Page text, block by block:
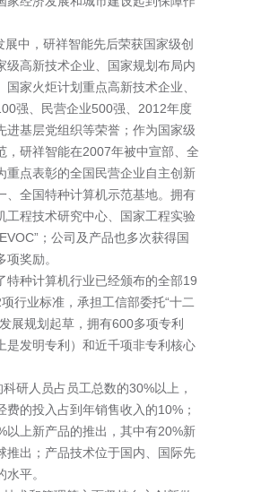
中，研祥智能先后荣获国家级创
级高新技术企业、国家规划布局内
国家火炬计划重点高新技术企业、
强、民营企业500强、2012年度
进基层党组织等荣誉；作为国家级
，研祥智能在2007年被中宣部、全
重点表彰的全国民营企业自主创新
、全国特种计算机示范基地。拥有
工程技术研究中心、国家工程实验
；公司及产品也多次获得国
奖励。
特种计算机行业已经颁布的全部19
行业标准，承担工信部委托“十二
展规划起草，拥有600多项专利
是发明专利）和近千项非专利核心
研人员占员工总数的30%以上，
费的投入占到年销售收入的10%；
以上新产品的推出，其中有20%新
推出；产品技术位于国内、国际先
平。